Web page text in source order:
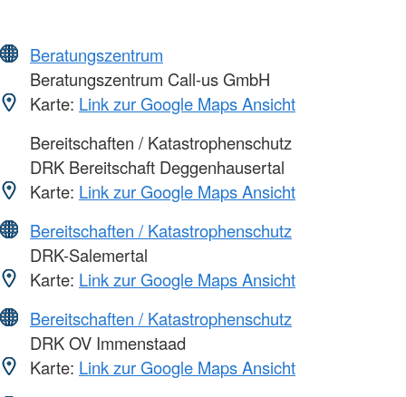
Beratungszentrum
Beratungszentrum Call-us GmbH
Karte: Link zur Google Maps Ansicht
Bereitschaften / Katastrophenschutz
DRK Bereitschaft Deggenhausertal
Karte: Link zur Google Maps Ansicht
Bereitschaften / Katastrophenschutz
DRK-Salemertal
Karte: Link zur Google Maps Ansicht
Bereitschaften / Katastrophenschutz
DRK OV Immenstaad
Karte: Link zur Google Maps Ansicht